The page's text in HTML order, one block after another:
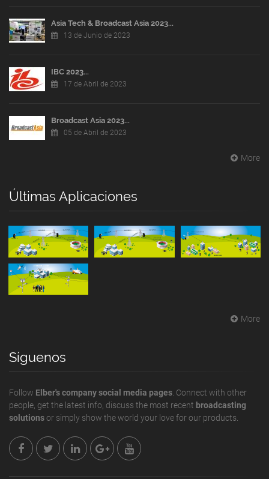
Asia Tech & Broadcast Asia 2023...
13 de Junio de 2023
IBC 2023...
17 de Abril de 2023
Broadcast Asia 2023...
05 de Abril de 2023
More
Últimas Aplicaciones
More
Síguenos
Follow Elber's company social media pages. Connect with other
people, get the latest info, discuss the most recent broadcasting
solutionsor simply show the world your love for our products.